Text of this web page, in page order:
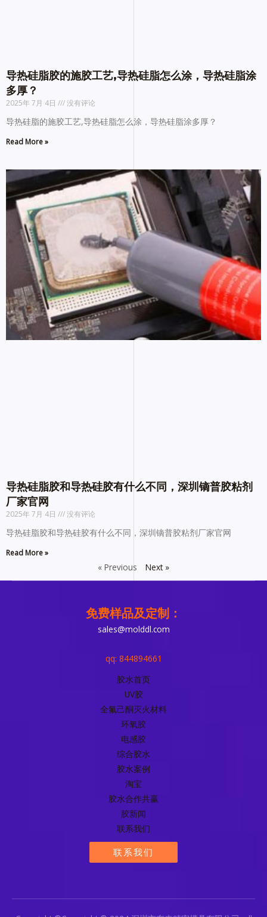
导热硅脂胶的施胶工艺,导热硅脂怎么涂，导热硅脂涂
多厚？
2025年 7月 4日 没有评论
导热硅脂的施胶工艺,导热硅脂怎么涂，导热硅脂涂多厚？
Read More »
导热硅脂胶和导热硅胶有什么不同，深圳镝普胶粘剂
厂家官网
2025年 7月 4日 没有评论
导热硅脂胶和导热硅胶有什么不同，深圳镝普胶粘剂厂家官网
Read More »
« Previous Next »
免费样品及定制：
sales@molddl.com
qq: 844894661
胶水首页
UV胶
全氟己酮灭火材料
环氧胶
电感胶
综合胶水
胶水案例
淘宝
胶水合作共赢
胶新闻
联系我们
联系我们